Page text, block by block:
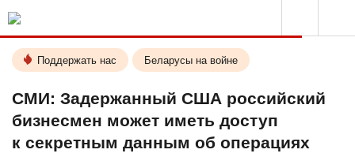
Поддержать нас Беларусы на войне
СМИ: Задержанный США российский
бизнесмен может иметь доступ
к секретным данным об операциях